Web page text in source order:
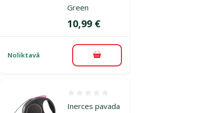
Green
Cena
10,99 €
Noliktavā Pievienot grozam
Inerces pavada